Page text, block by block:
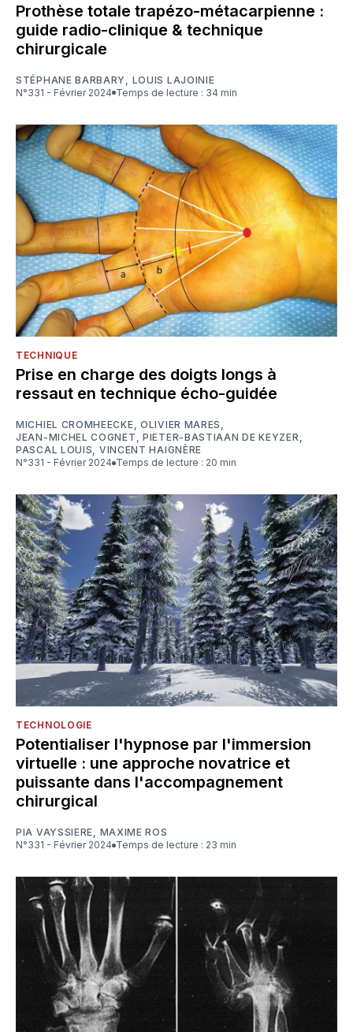
Prothèse totale trapézo-métacarpienne :
guide radio-clinique & technique
chirurgicale
STÉPHANE BARBARY
LOUIS LAJOINIE
N°331 - Février 2024
Temps de lecture : 34 min
TECHNIQUE
Prise en charge des doigts longs à
ressaut en technique écho-guidée
MICHIEL CROMHEECKE,OLIVIER MARES ,
JEAN-MICHEL COGNET ,PIETER-BASTIAAN DE KEYZER,
PASCAL LOUIS, VINCENT HAIGNÈRE
N°331 - Février 2024
Temps de lecture : 20 min
TECHNOLOGIE
Potentialiser l'hypnose par l'immersion
virtuelle : une approche novatrice et
puissante dans l'accompagnement
chirurgical
PIA VAYSSIERE, MAXIME ROS
N°331 - Février 2024
Temps de lecture : 23 min